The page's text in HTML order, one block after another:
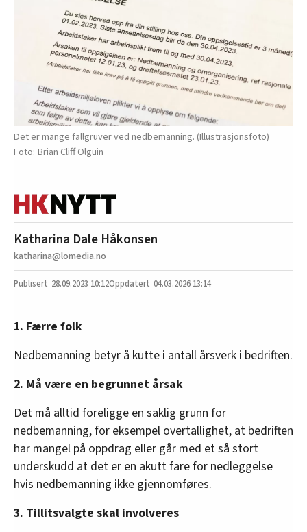
Det er mange fallgruver ved nedbemanning. (Illustrasjonsfoto)
Brian Cliff Olguin
Katharina Dale Håkonsen
katharina@lomedia.no
28.09.2023 10:12 04.03.2026 13:14
1. Færre folk
Nedbemanning betyr å kutte i antall årsverk i bedriften.
2. Må være en begrunnet årsak
Det må alltid foreligge en saklig grunn for
nedbemanning, for eksempel overtallighet, at bedriften
har mangel på oppdrag eller går med et så stort
underskudd at det er en akutt fare for nedleggelse
hvis nedbemanning ikke gjennomføres.
3. Tillitsvalgte skal involveres